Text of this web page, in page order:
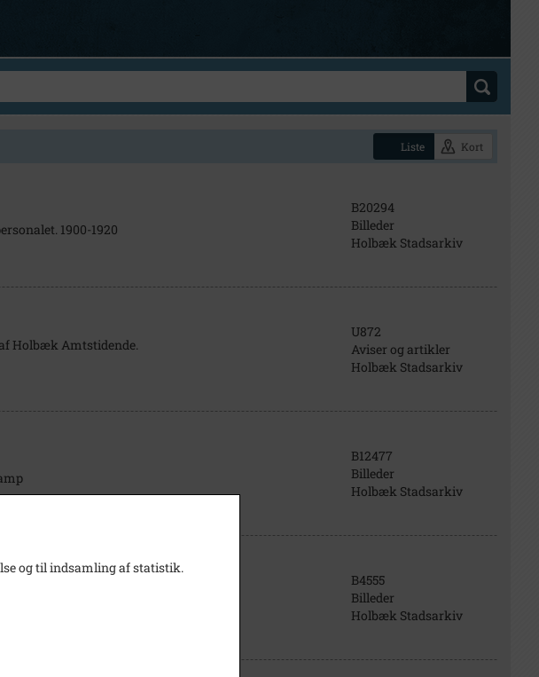
Liste Kort
1900-1920
B20294
Billeder
Holbæk Stadsarkiv
Holbæk Amtstidende.
U872
Aviser og artikler
Holbæk Stadsarkiv
B12477
Billeder
Holbæk Stadsarkiv
1960
B4555
Billeder
Holbæk Stadsarkiv
og til indsamling af statistik.